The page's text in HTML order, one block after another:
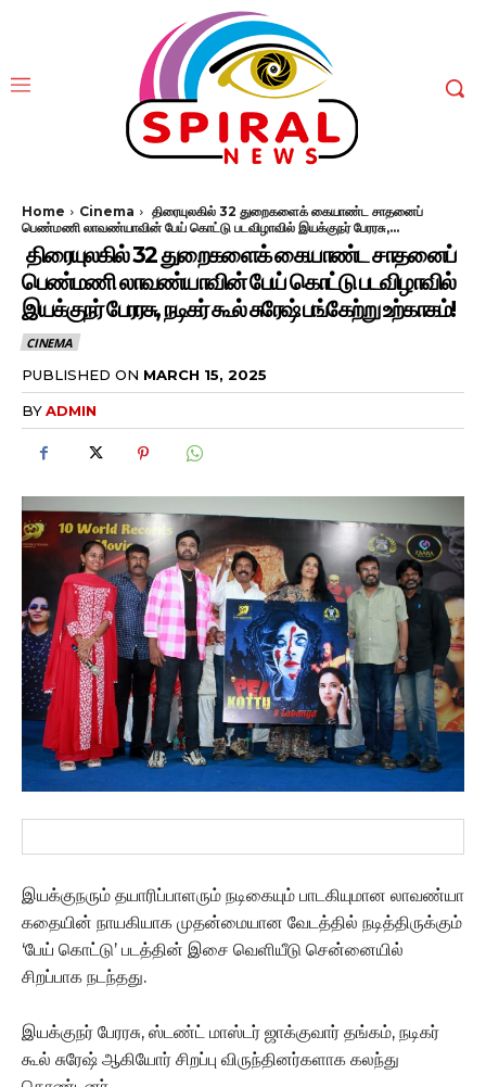
Home Cinema
திரையுலகில் 32 துறைகளைக் கையாண்ட சாதனைப்
பெண்மணி லாவண்யாவின் பேய் கொட்டு படவிழாவில் இயக்குநர் பேரரசு,...
திரையுலகில் 32 துறைகளைக் கையாண்ட சாதனைப்
பெண்மணி லாவண்யாவின் பேய் கொட்டு படவிழாவில்
இயக்குநர் பேரரசு, நடிகர் கூல் சுரேஷ் பங்கேற்று உற்காகம்!
CINEMA
PUBLISHED ON MARCH 15, 2025
BYADMIN
இயக்குநரும் தயாரிப்பாளரும் நடிகையும் பாடகியுமான லாவண்யா
கதையின் நாயகியாக முதன்மையான வேடத்தில் நடித்திருக்கும்
‘பேய் கொட்டு’ படத்தின் இசை வெளியீடு சென்னையில்
சிறப்பாக நடந்தது.
இயக்குநர் பேரரசு, ஸ்டண்ட் மாஸ்டர் ஜாக்குவார் தங்கம், நடிகர்
கூல் சுரேஷ் ஆகியோர் சிறப்பு விருந்தினர்களாக கலந்து